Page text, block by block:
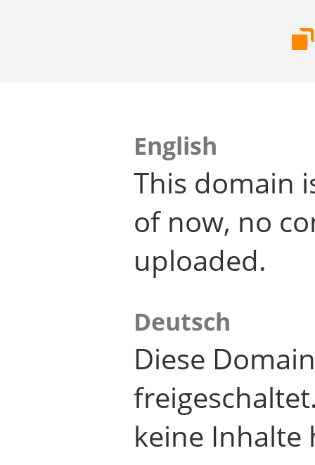
English
This domain
of now, no
uploaded.
Deutsch
Diese
keine Inhalte